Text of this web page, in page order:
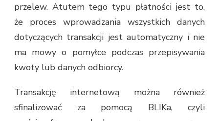
przelew. Atutem tego typu płatności jest to,
że proces wprowadzania wszystkich danych
dotyczących transakcji jest automatyczny i nie
ma mowy o pomyłce podczas przepisywania
kwoty lub danych odbiorcy.
Transakcję internetową można również
sfinalizować za pomocą BLIKa, czyli